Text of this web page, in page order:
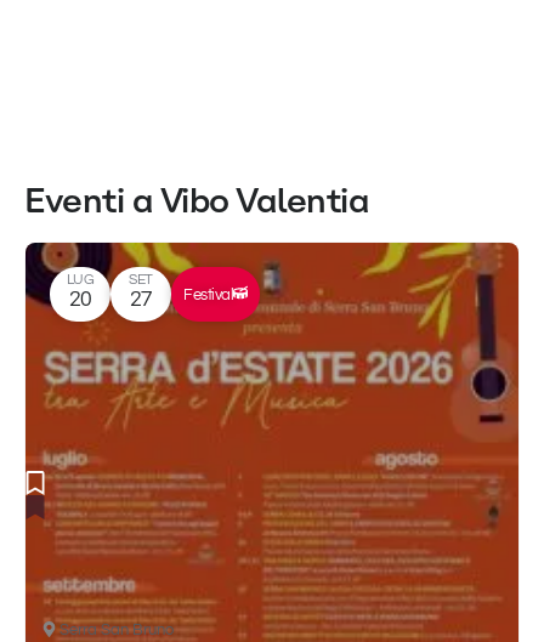
Eventi a Vibo Valentia
Serra San Bruno
LUG
20
SET
27 Festival